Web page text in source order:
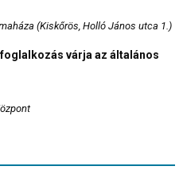
(Kiskőrös, Holló János utca 1.)
várja az általános